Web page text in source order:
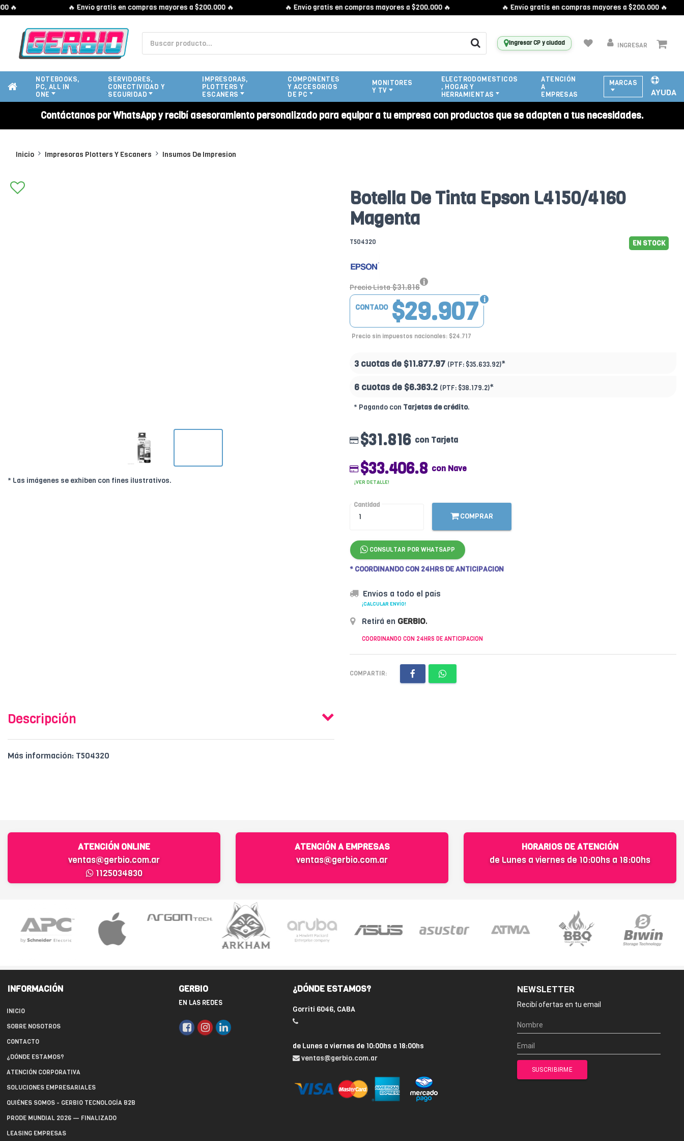
🔥 Envío gratis en compras mayores a $200.000 🔥 🔥 Envío gratis en compras mayores a $200.000 🔥 🔥 Envío gratis en compras mayores a $200.000 🔥
Ingresar CP y ciudad INGRESAR
NOTEBOOKS,
PC, ALL IN
ONE
SERVIDORES,
CONECTIVIDAD Y
SEGURIDAD
IMPRESORAS,
PLOTTERS Y
ESCANERS
COMPONENTES
Y ACCESORIOS
DE PC
MONITORES
Y TV
ELECTRODOMESTICOS
, HOGAR Y
HERRAMIENTAS
ATENCIÓN
A
EMPRESAS
MARCAS
AYUDA
Contáctanos por WhatsApp y recibí asesoramiento personalizado para equipar a tu empresa con productos que se adapten a tus necesidades.
Inicio Impresoras Plotters Y Escaners Insumos De Impresion
* Las imágenes se exhiben con fines ilustrativos.
Botella De Tinta Epson L4150/4160
Magenta
T504320 EN STOCK
Precio Lista $31.816
$29.907
CONTADO
Precio sin impuestos nacionales: $24.717
3 cuotas de $11.877.97 (PTF: $35.633.92)*
6 cuotas de $6.363.2 (PTF: $38.179.2)*
* Pagando con Tarjetas de crédito.
$31.816 con Tarjeta
$33.406.8 con Nave
¡VER DETALLE!
Cantidad
COMPRAR
CONSULTAR POR WHATSAPP
* COORDINANDO CON 24HRS DE ANTICIPACION
Envíos a todo el país
¡CALCULAR ENVÍO!
Retirá en GERBIO.
COORDINANDO CON 24HRS DE ANTICIPACION
COMPARTIR:
Descripción
Más información: T504320
ATENCIÓN ONLINE
ventas@gerbio.com.ar
1125034830
ATENCIÓN A EMPRESAS
ventas@gerbio.com.ar
HORARIOS DE ATENCIÓN
de Lunes a viernes de 10:00hs a 18:00hs
INFORMACIÓN
INICIO
SOBRE NOSOTROS
CONTACTO
¿DÓNDE ESTAMOS?
ATENCIÓN CORPORATIVA
SOLUCIONES EMPRESARIALES
QUIÉNES SOMOS - GERBIO TECNOLOGÍA B2B
PRODE MUNDIAL 2026 — FINALIZADO
LEASING EMPRESAS
GERBIO
EN LAS REDES
¿DÓNDE ESTAMOS?
Gorriti 6046, CABA
de Lunes a viernes de 10:00hs a 18:00hs
ventas@gerbio.com.ar
NEWSLETTER
Recibí ofertas en tu email